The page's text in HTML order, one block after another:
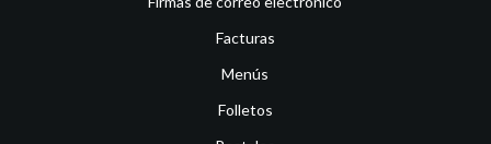
Facturas
Menús
Folletos